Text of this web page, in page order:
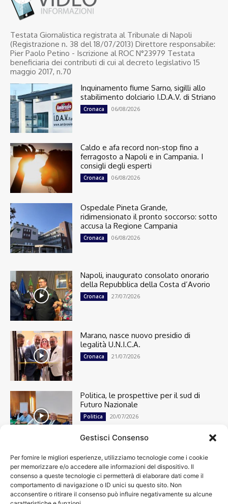
Gestisci Consenso
Per fornire le migliori esperienze, utilizziamo tecnologie come i cookie
per memorizzare e/o accedere alle informazioni del dispositivo. Il
consenso a queste tecnologie ci permetterà di elaborare dati come il
comportamento di navigazione o ID unici su questo sito. Non
acconsentire o ritirare il consenso può influire negativamente su alcune
Testata Giornalistica registrata al Tribunale di Napoli
(Registrazione n. 38 del 18/07/2013) Direttore responsabile:
Pier Paolo Petino - Iscrizione al ROC N°23979 Testata
beneficiaria dei contributi di cui al decreto legislativo 15
maggio 2017, n.70
Inquinamento fiume Sarno, sigilli allo
stabilimento dolciario I.D.A.V. di Striano
Cronaca 06/08/2026
Caldo e afa record non-stop fino a
ferragosto a Napoli e in Campania. I
consigli degli esperti
Cronaca 06/08/2026
Ospedale Pineta Grande,
ridimensionato il pronto soccorso: sotto
accusa la Regione Campania
Cronaca 06/08/2026
Napoli, inaugurato consolato onorario
della Repubblica della Costa d’Avorio
Cronaca 27/07/2026
Marano, nasce nuovo presidio di
legalità U.N.I.C.A.
Cronaca 21/07/2026
Politica, le prospettive per il sud di
Futuro Nazionale
Politica 20/07/2026
Cronaca
13492
Attualità
7299
top
News
4208